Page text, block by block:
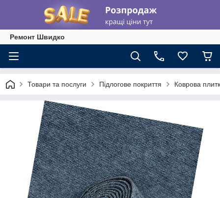
Ремонт Швидко
Товари та послуги Підлогове покриття Коврова